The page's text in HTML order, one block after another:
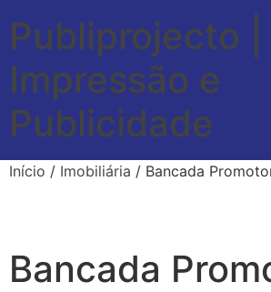
Publiprojecto |
Impressão e
Publicidade
Início / Imobiliária / Bancada
Bancada